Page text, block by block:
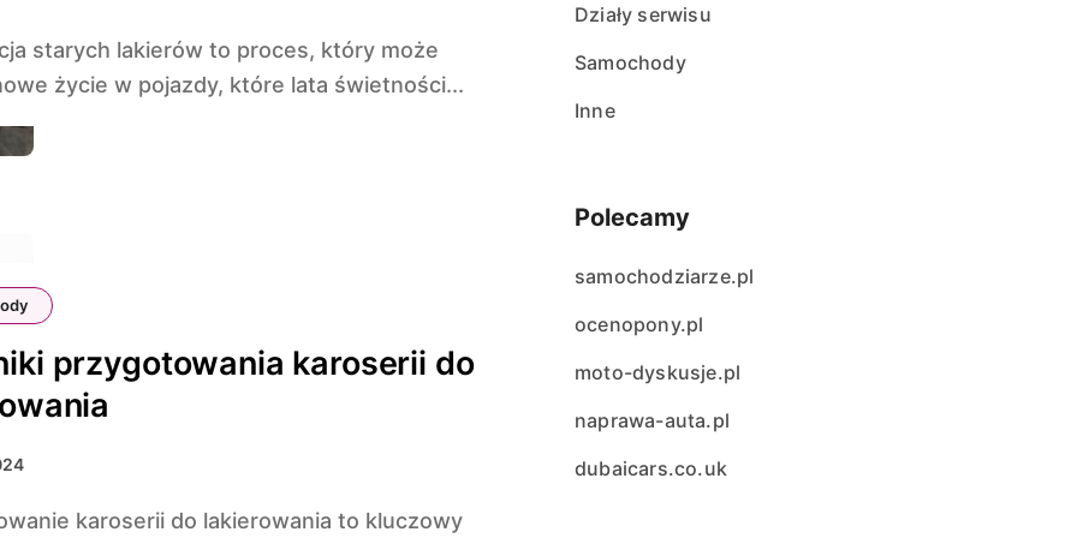
życie w pojazdy, które lata świetności...
przygotowania karoserii do
Działy serwisu
Samochody
Inne
Polecamy
samochodziarze.pl
ocenopony.pl
moto-dyskusje.pl
naprawa-auta.pl
dubaicars.co.uk